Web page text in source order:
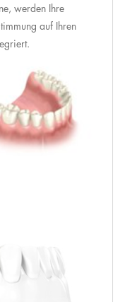
werden Ihre
auf Ihren